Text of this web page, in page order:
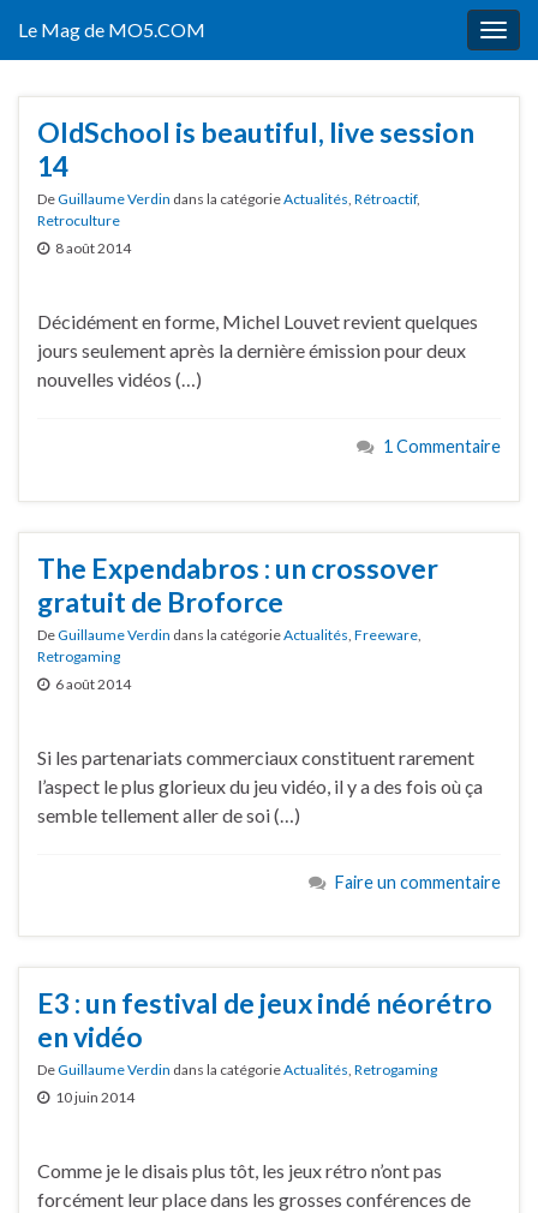
Le Mag de MO5.COM
OldSchool is beautiful, live session
14
DeGuillaume Verdin dans la catégorieActualités, Rétroactif,
Retroculture
8 août 2014
Décidément en forme, Michel Louvet revient quelques
jours seulement après la dernière émission pour deux
nouvelles vidéos (…)
1 Commentaire
The Expendabros : un crossover
gratuit de Broforce
DeGuillaume Verdin dans la catégorieActualités Freeware
Retrogaming
6 août 2014
Si les partenariats commerciaux constituent rarement
l’aspect le plus glorieux du jeu vidéo, il y a des fois où ça
semble tellement aller de soi (…)
Faire un commentaire
E3 : un festival de jeux indé néorétro
en vidéo
DeGuillaume Verdin dans la catégorieActualités, Retrogaming
10 juin 2014
Comme je le disais plus tôt, les jeux rétro n’ont pas
forcément leur place dans les grosses conférences de